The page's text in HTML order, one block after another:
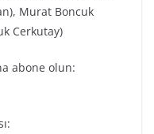
Murat Boncuk
Cerkutay)
abone olun: